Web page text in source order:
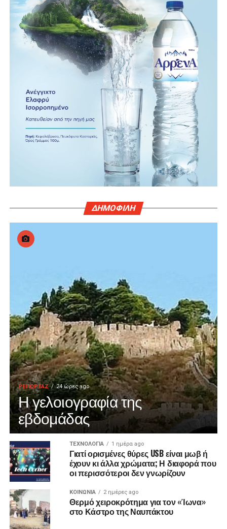
ΔΗΜΟΦΙΛΗ
ΡΕΠΟΡΤΑΖ 24 ώρες ago
Η γελοιογραφία της
εβδομάδας
ΤΕΧΝΟΛΟΓΙΑ 1 ημέρα ago
Γιατί ορισμένες θύρες USB είναι μωβ ή
έχουν κι άλλα χρώματα; Η διαφορά που
οι περισσότεροι δεν γνωρίζουν
ΚΟΙΝΩΝΙΑ 2 ημέρες ago
Θερμό χειροκρότημα για τον «Ίωνα»
στο Κάστρο της Ναυπάκτου